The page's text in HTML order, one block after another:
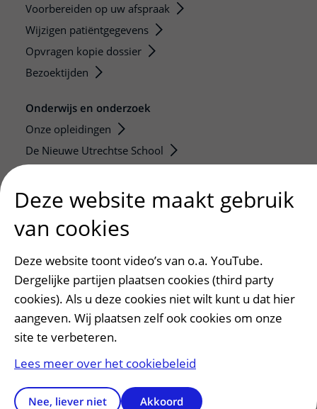
Voorbereiden op uw afspraak
Wijzigen patiëntgegevens
Opvragen kopie dossier
Bezoektijden
Onderwijs en onderzoek
Onze opleidingen
De Nieuwe Utrechtse School
Research
Research groups
Researchers
Research technologies
Verwijzers
Mijn patiënt verwijzen
Teleconsult aanvragen
Zorgverlenersportaal
Deze website maakt gebruik
van cookies
Deze website toont video’s van o.a. YouTube.
Dergelijke partijen plaatsen cookies (third party
cookies). Als u deze cookies niet wilt kunt u dat hier
aangeven. Wij plaatsen zelf ook cookies om onze
site te verbeteren.
Lees meer over het cookiebeleid
Nee, liever niet Akkoord